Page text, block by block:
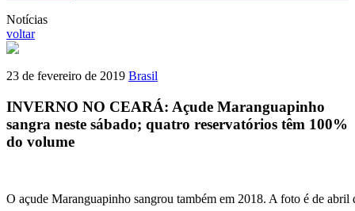
Notícias
voltar
23 de fevereiro de 2019 Brasil
INVERNO NO CEARÁ: Açude Maranguapinho
sangra neste sábado; quatro reservatórios têm 100%
do volume
O açude Maranguapinho sangrou também em 2018. A foto é de